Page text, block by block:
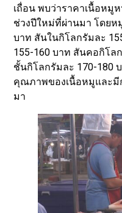
เถื่อน พบว่าราคาเนื้อหมู
ช่วงปีใหม่ที่ผ่านมา โดยห
บาท สันในกิโลกรัมละ
155-160 บาท สันคอกิโล
ชั้นกิโลกรัมละ 170-180
คุณภาพของเนื้อหมูและมี
มา